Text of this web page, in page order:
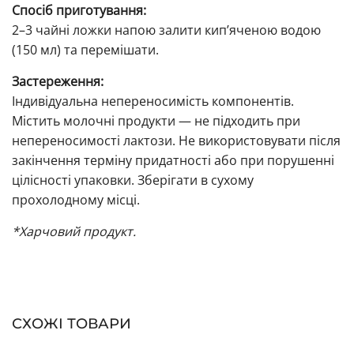
Спосіб приготування:
2–3 чайні ложки напою залити кип’яченою водою
(150 мл) та перемішати.
Застереження:
Індивідуальна непереносимість компонентів.
Містить молочні продукти — не підходить при
непереносимості лактози. Не використовувати після
закінчення терміну придатності або при порушенні
цілісності упаковки. Зберігати в сухому
прохолодному місці.
*Харчовий продукт.
СХОЖІ ТОВАРИ